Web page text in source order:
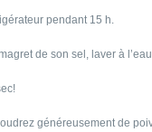
pendant 15 h.
de son sel, laver à
généreusement de